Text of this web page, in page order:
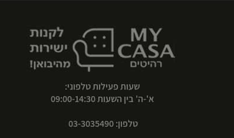
שעות פעילות טלפוני:
א'-ה' בין השעות 09:00-14:30
טלפון: 03-3035490